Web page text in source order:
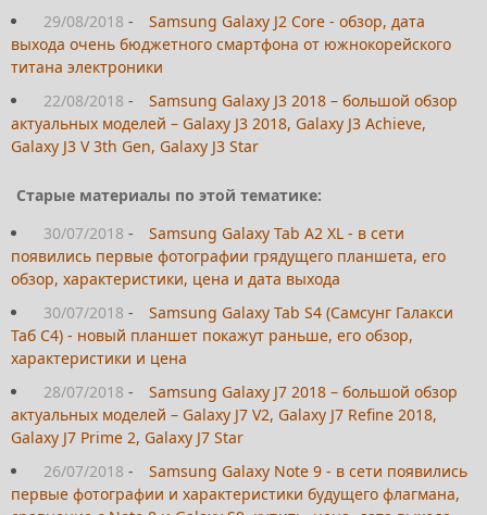
29/08/2018 -
Samsung Galaxy J2 Core - обзор, дата
выхода очень бюджетного смартфона от южнокорейского
титана электроники
22/08/2018 -
Samsung Galaxy J3 2018 – большой обзор
актуальных моделей – Galaxy J3 2018, Galaxy J3 Achieve,
Galaxy J3 V 3th Gen, Galaxy J3 Star
Старые материалы по этой тематике:
30/07/2018 -
Samsung Galaxy Tab A2 XL - в сети
появились первые фотографии грядущего планшета, его
обзор, характеристики, цена и дата выхода
30/07/2018 -
Samsung Galaxy Tab S4 (Самсунг Галакси
Таб С4) - новый планшет покажут раньше, его обзор,
характеристики и цена
28/07/2018 -
Samsung Galaxy J7 2018 – большой обзор
актуальных моделей – Galaxy J7 V2, Galaxy J7 Refine 2018,
Galaxy J7 Prime 2, Galaxy J7 Star
26/07/2018 -
Samsung Galaxy Note 9 - в сети появились
первые фотографии и характеристики будущего флагмана,